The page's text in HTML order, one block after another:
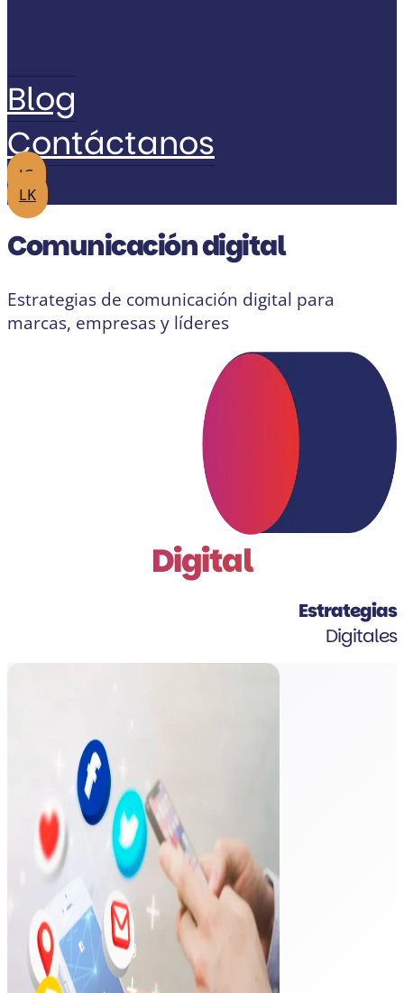
Blog
Contáctanos
IG
LK
Comunicación digital
Estrategias de comunicación digital para
marcas, empresas y líderes
Digital
Estrategias
Digitales